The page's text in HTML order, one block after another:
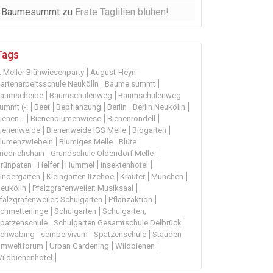
Baumesummt zu Erste Taglilien blühen!
Meller Blühwiesenparty
August-Heyn-
Neukölln
Baume summt
Baumschulenweg
Baumschulenweg
(-:
Beet Bepflanzung Berlin
Berlin Neukölln
Bienenblumenwiese
Bienenrondell
Bienenweide IGS Melle
Biogarten
Blumiges Melle
Blüte
Grundschule Oldendorf Melle
Helfer Hummel
Insektenhotel
Kleingarten Itzehoe Kräuter
München
Pfalzgrafenweiler; Musiksaal
Schulgarten
Pflanzaktion
Schulgarten
Schulgarten;
Schulgarten Gesamtschule Delbrück
sempervivum Spatzenschule
Stauden
Urban Gardening
Wildbienen